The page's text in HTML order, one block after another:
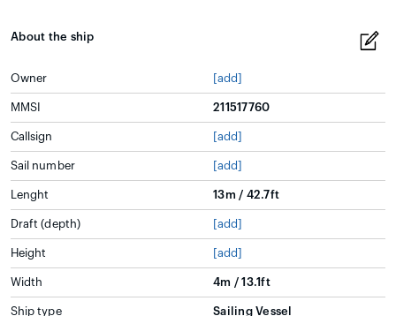
About the ship
Owner [add]
MMSI 211517760
Callsign [add]
Sail number [add]
Lenght 13m / 42.7ft
Draft (depth) [add]
Height [add]
Width 4m / 13.1ft
Ship type Sailing Vessel